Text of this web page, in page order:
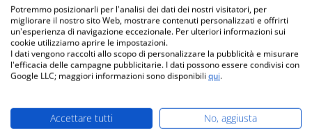
Caratteristiche
Informazioni sulla sicurezza dei prodotti
Potremmo posizionarli per l'analisi dei dati dei nostri visitatori, per
migliorare il nostro sito Web, mostrare contenuti personalizzati e offrirti
un'esperienza di navigazione eccezionale. Per ulteriori informazioni sui
cookie utilizziamo aprire le impostazioni.
I dati vengono raccolti allo scopo di personalizzare la pubblicità e misurare
l'efficacia delle campagne pubblicitarie. I dati possono essere condivisi con
Google LLC; maggiori informazioni sono disponibili qui.
Accettare tutti No, aggiusta